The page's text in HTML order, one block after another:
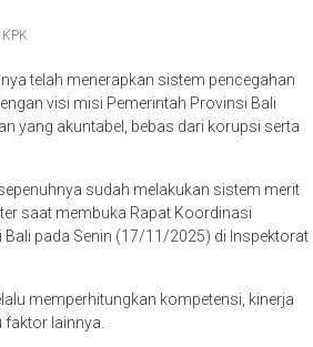
KPK
telah menerapkan sistem pencegahan
visi misi Pemerintah Provinsi Bali
yang akuntabel, bebas dari korupsi serta
sudah melakukan sistem merit
saat membuka Rapat Koordinasi
pada Senin (17/11/2025) di Inspektorat
memperhitungkan kompetensi, kinerja
lainnya.